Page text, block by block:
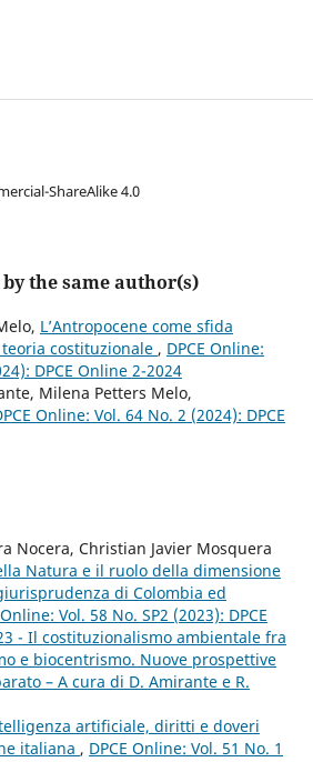
ShareAlike 4.0
the same author(s)
L’Antropocene come sfida
costituzionale , DPCE Online:
DPCE Online 2-2024
Milena Petters Melo,
Online: Vol. 64 No. 2 (2024): DPCE
Nocera, Christian Javier Mosquera
Natura e il ruolo della dimensione
di Colombia ed
Online: Vol. 58 No. SP2 (2023): DPCE
- Il costituzionalismo ambientale fra
e biocentrismo. Nuove prospettive
– A cura di D. Amirante e R.
artificiale, diritti e doveri
italiana , DPCE Online: Vol. 51 No. 1